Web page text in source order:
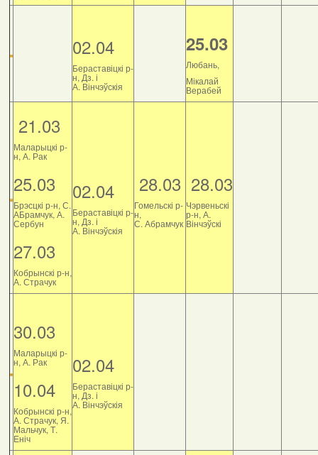
02.04
Бераставіцкі р-
н, Дз. і
А. Вінчэўскія
25.03
Любань,
Мікалай
Верабей
21.03
Маларыцкі р-
н, А. Рак
25.03
Брэсцкі р-н, С.
АБрамчук, А.
Сербун
27.03
Кобрынскі р-н,
А. Страчук
02.04
Бераставіцкі р-
н, Дз. і
А. Вінчэўскія
28.03
Гомельскі р-
н,
С. Абрамчук
28.03
Чэрвеньскі
р-н, А.
Вінчэўскі
30.03
Маларыцкі р-
н, А. Рак
10.04
Кобрынскі р-н,
А. Страчук, Я.
Мальчук, Т.
Еніч
02.04
Бераставіцкі р-
н, Дз. і
А. Вінчэўскія